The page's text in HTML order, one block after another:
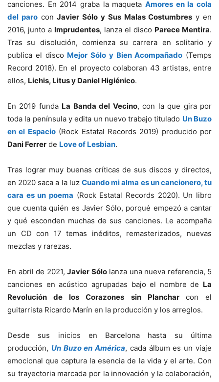
canciones. En 2014 graba la maqueta Amores en la cola
del paroconJavier Sólo y Sus Malas Costumbres y en
2016, junto a Imprudentes, lanza el disco Parece Mentira.
Tras su disolución, comienza su carrera en solitario y
publica el disco Mejor Sólo y Bien Acompañado (Temps
Record 2018). En el proyecto colaboran 43 artistas, entre
ellos, Lichis, Litus y Daniel Higiénico.
En 2019 funda La Banda del Vecino, con la que gira por
toda la península y edita un nuevo trabajo titulado Un Buzo
en el Espacio(Rock Estatal Records 2019) producido por
Dani Ferrer de Love of Lesbian.
Tras lograr muy buenas críticas de sus discos y directos,
en 2020 saca a la luz Cuando mi alma es un cancionero, tu
cara es un poema (Rock Estatal Records 2020). Un libro
que cuenta quién es Javier Sólo, porqué empezó a cantar
y qué esconden muchas de sus canciones. Le acompaña
un CD con 17 temas inéditos, remasterizados, nuevas
mezclas y rarezas.
En abril de 2021, Javier Sólolanza una nueva referencia, 5
canciones en acústico agrupadas bajo el nombre de La
Revolución de los Corazones sin Planchar con el
guitarrista Ricardo Marín en la producción y los arreglos.
Desde sus inicios en Barcelona hasta su última
producción, Un Buzo en América, cada álbum es un viaje
emocional que captura la esencia de la vida y el arte. Con
su trayectoria marcada por la innovación y la colaboración,